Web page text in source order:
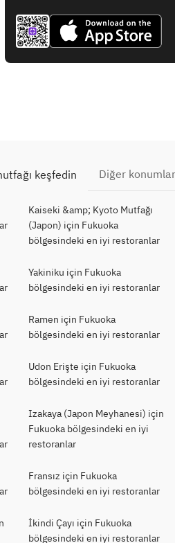
keşfedin Diğer
Kaiseki &amp; Kyoto Mutfağı
(Japon) için Fukuoka
bölgesindeki en iyi restoranlar
Yakiniku için Fukuoka
bölgesindeki en iyi restoranlar
Ramen için Fukuoka
bölgesindeki en iyi restoranlar
Udon Erişte için Fukuoka
bölgesindeki en iyi restoranlar
Izakaya (Japon Meyhanesi) için
Fukuoka bölgesindeki en iyi
restoranlar
Fransız için Fukuoka
bölgesindeki en iyi restoranlar
İkindi Çayı için Fukuoka
bölgesindeki en iyi restoranlar